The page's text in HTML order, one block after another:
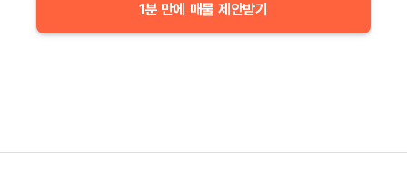
1분 만에 매물 제안받기